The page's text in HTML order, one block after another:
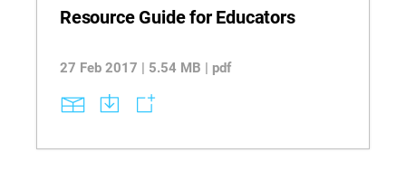
Resource Guide for Educators
27 Feb 2017 | 5.54 MB | pdf